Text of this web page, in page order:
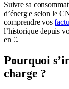
Suivre sa
d’énergie selon le
comprendre vos
l’historique depuis
en €.
Pourquoi
charge ?